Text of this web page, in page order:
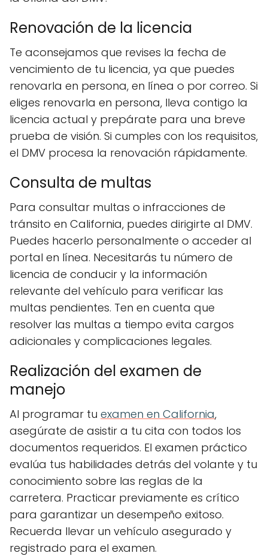
Renovación de la licencia
Te aconsejamos que revises la fecha de
vencimiento de tu licencia, ya que puedes
renovarla en persona, en línea o por correo. Si
eliges renovarla en persona, lleva contigo la
licencia actual y prepárate para una breve
prueba de visión. Si cumples con los requisitos,
el DMV procesa la renovación rápidamente.
Consulta de multas
Para consultar multas o infracciones de
tránsito en California, puedes dirigirte al DMV.
Puedes hacerlo personalmente o acceder al
portal en línea. Necesitarás tu número de
licencia de conducir y la información
relevante del vehículo para verificar las
multas pendientes. Ten en cuenta que
resolver las multas a tiempo evita cargos
adicionales y complicaciones legales.
Realización del examen de
manejo
Al programar tu examen en California,
asegúrate de asistir a tu cita con todos los
documentos requeridos. El examen práctico
evalúa tus habilidades detrás del volante y tu
conocimiento sobre las reglas de la
carretera. Practicar previamente es crítico
para garantizar un desempeño exitoso.
Recuerda llevar un vehículo asegurado y
registrado para el examen.